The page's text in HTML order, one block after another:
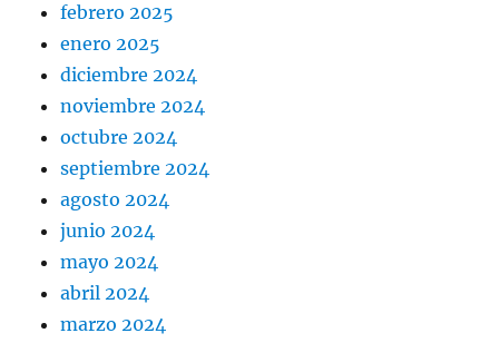
febrero 2025
enero 2025
diciembre 2024
noviembre 2024
octubre 2024
septiembre 2024
agosto 2024
junio 2024
mayo 2024
abril 2024
marzo 2024